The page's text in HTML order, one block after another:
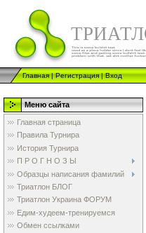
Главная|Регистрация|Вход
Меню сайта
Главная страница
Правила Турнира
История Турнира
П Р О Г Н О З Ы
Образцы написания фамилий
Триатлон БЛОГ
Триатлон Украина ФОРУМ
Едим-худеем-тренируемся
Обмен ссылками